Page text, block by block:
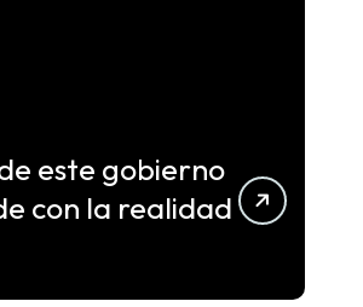
este gobierno
con la realidad